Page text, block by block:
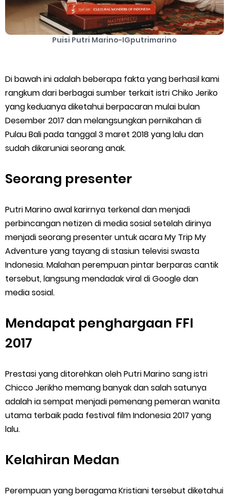
Saturday, 8 August
Puisi Putri Marino-IGputrimarino
Di bawah ini adalah beberapa fakta yang berhasil kami
rangkum dari berbagai sumber terkait istri Chiko Jeriko
yang keduanya diketahui berpacaran mulai bulan
Desember 2017 dan melangsungkan pernikahan di
Pulau Bali pada tanggal 3 maret 2018 yang lalu dan
sudah dikaruniai seorang anak.
Seorang presenter
Putri Marino awal karirnya terkenal dan menjadi
perbincangan netizen di media sosial setelah dirinya
menjadi seorang presenter untuk acara My Trip My
Adventure yang tayang di stasiun televisi swasta
Indonesia. Malahan perempuan pintar berparas cantik
tersebut, langsung mendadak viral di Google dan
media sosial.
Mendapat penghargaan FFI
2017
Prestasi yang ditorehkan oleh Putri Marino sang istri
Chicco Jerikho memang banyak dan salah satunya
adalah ia sempat menjadi pemenang pemeran wanita
utama terbaik pada festival film Indonesia 2017 yang
lalu.
Kelahiran Medan
Perempuan yang beragama Kristiani tersebut diketahui